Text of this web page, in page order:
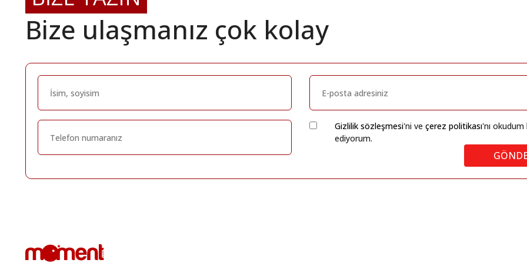
Bize ulaşmanız çok kolay
Gizlilik sözleşmesi'ni ve çerez politikası'nı okudum
ediyorum.